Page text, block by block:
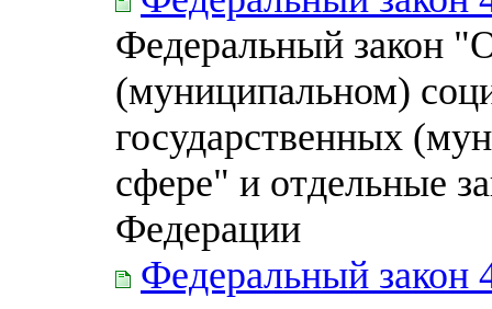
Федеральный закон
(муниципальном)
государственных
сфере" и отдельные
Федерации
Федеральный закон